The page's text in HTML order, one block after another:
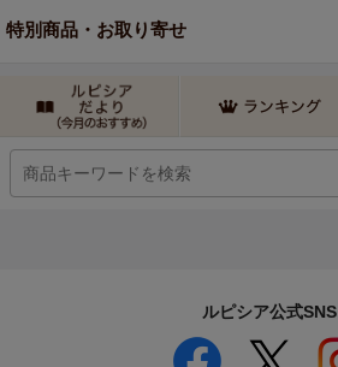
特別商品・お取り寄せ
ルピシア公式SNS